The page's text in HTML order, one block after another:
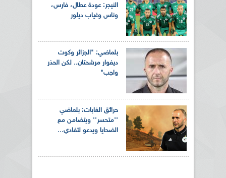
النيجر: عودة عطال، فارس،
وناس وغياب ديلور
بلماضي: "الجزائر وكوت
ديفوار مرشحتان.. لكن الحذر
واجب"
حرائق الغابات: بلماضي
''متحسر'' ويتضامن مع
الضحايا ويدعو لتفادي...